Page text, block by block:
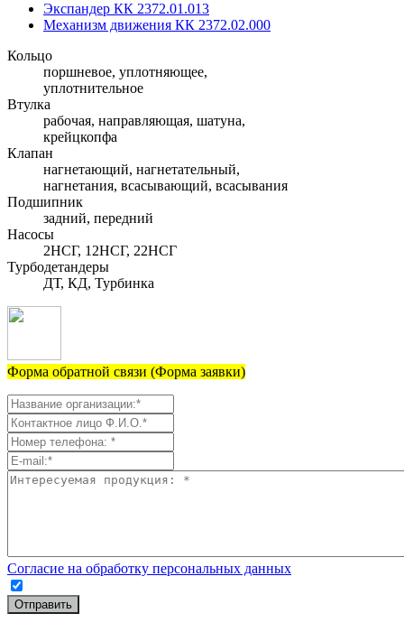
Экспандер КК 2372.01.013
Механизм движения КК 2372.02.000
Кольцо
поршневое, уплотняющее,
уплотнительное
Втулка
рабочая, направляющая, шатуна,
крейцкопфа
Клапан
нагнетающий, нагнетательный,
нагнетания, всасывающий, всасывания
Подшипник
задний, передний
Насосы
2НСГ, 12НСГ, 22НСГ
Турбодетандеры
ДТ, КД, Турбинка
Форма обратной связи (Форма заявки)
Согласие на обработку персональных данных
Отправить